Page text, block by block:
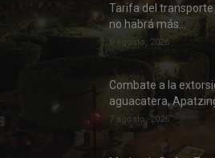
Tarifa del transporte
no habrá más...
8 agosto, 2026
Combate a la
aguacatera,
7 agosto, 2026